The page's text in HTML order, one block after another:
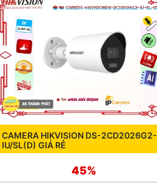
CAMERA HIKVISION DS-2CD2026G2-
IU/SL(D) GIÁ RẺ
45%